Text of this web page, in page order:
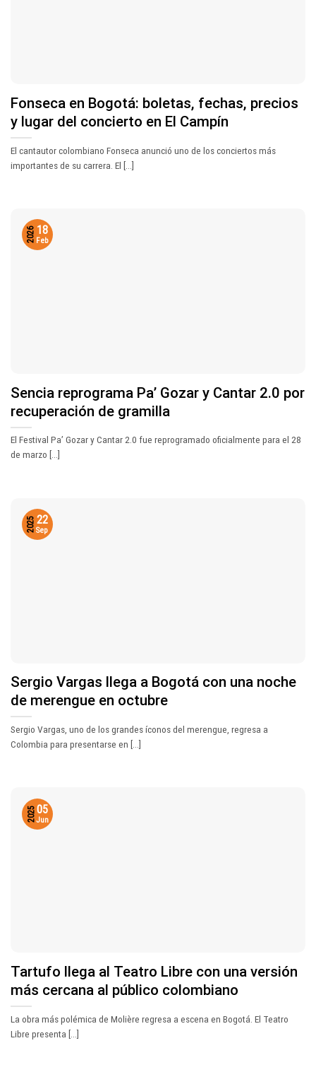
Fonseca en Bogotá: boletas, fechas, precios
y lugar del concierto en El Campín
El cantautor colombiano Fonseca anunció uno de los conciertos más
importantes de su carrera. El [...]
Sencia reprograma Pa’ Gozar y Cantar 2.0 por
recuperación de gramilla
El Festival Pa’ Gozar y Cantar 2.0 fue reprogramado oficialmente para el 28
de marzo [...]
18
Feb
2026
Sergio Vargas llega a Bogotá con una noche
de merengue en octubre
Sergio Vargas, uno de los grandes íconos del merengue, regresa a
Colombia para presentarse en [...]
22
Sep
2025
Tartufo llega al Teatro Libre con una versión
más cercana al público colombiano
La obra más polémica de Molière regresa a escena en Bogotá. El Teatro
Libre presenta [...]
05
Jun
2025